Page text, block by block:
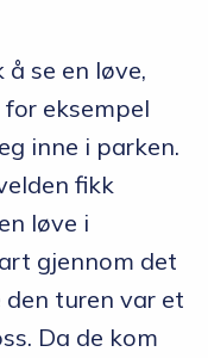
se en løve,
eksempel
inne i parken.
fikk
løve i
gjennom det
turen var et
Da de kom